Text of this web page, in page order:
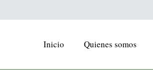
Inicio Quienes somos